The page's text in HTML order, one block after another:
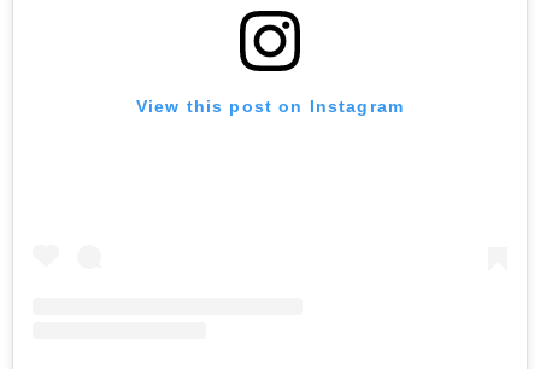
View this post on Instagram